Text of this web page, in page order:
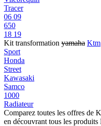
Tracer
06 09
650
18 19
Kit transformation yamaha Ktm
Sport
Honda
Street
Kawasaki
Samco
1000
Radiateur
Comparez toutes les offres de
en découvrant tous les